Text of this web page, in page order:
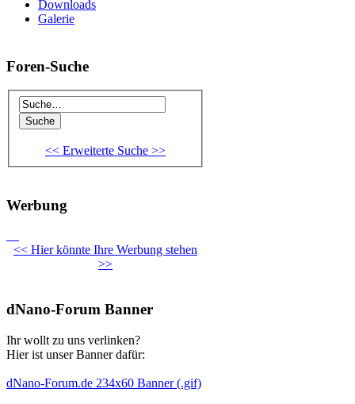
Downloads
Galerie
Foren-Suche
<< Erweiterte Suche >>
Werbung
<< Hier könnte Ihre Werbung stehen
>>
dNano-Forum Banner
Ihr wollt zu uns verlinken?
Hier ist unser Banner dafür:
dNano-Forum.de 234x60 Banner (.gif)